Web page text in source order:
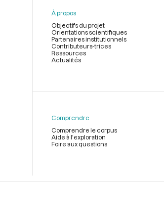
page
À propos
Objectifs du projet
Orientations scientifiques
Partenaires institutionnels
Contributeurs-trices
Ressources
Actualités
Comprendre
Comprendre le corpus
Aide à l'exploration
Foire aux questions